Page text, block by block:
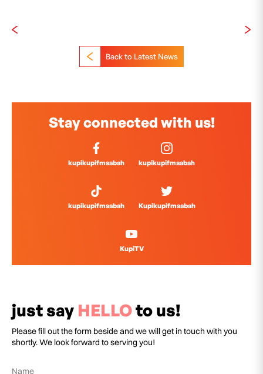
Back to Latest News
Stay connected with us!
kupikupifmsabah kupikupifmsabah
kupikupifmsabah Kupikupifmsabah
KupiTV
just say HELLOto us!
Please fill out the form beside and we will get in touch with you
shortly. We look forward to serving you!